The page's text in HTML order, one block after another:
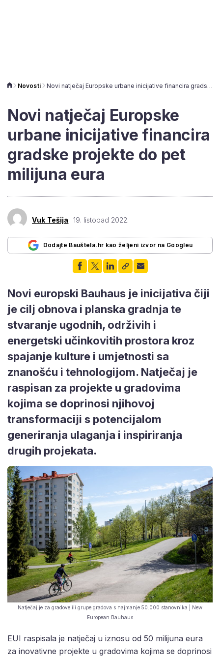
Novosti Novi natječaj Europske urbane inicijative financira gradske projekte do pet milijuna eura
Novi natječaj Europske
urbane inicijative financira
gradske projekte do pet
milijuna eura
Vuk Tešija 19. listopad 2022.
Dodajte Bauštela.hr kao željeni izvor na Googleu
Novi europski Bauhaus je inicijativa čiji
je cilj obnova i planska gradnja te
stvaranje ugodnih, održivih i
energetski učinkovitih prostora kroz
spajanje kulture i umjetnosti sa
znanošću i tehnologijom. Natječaj je
raspisan za projekte u gradovima
kojima se doprinosi njihovoj
transformaciji s potencijalom
generiranja ulaganja i inspiriranja
drugih projekata.
Natječaj je za gradove ili grupe gradova s najmanje 50.000 stanovnika | New
European Bauhaus
EUI raspisala je natječaj u iznosu od 50 milijuna eura
za inovativne projekte u gradovima kojima se doprinosi